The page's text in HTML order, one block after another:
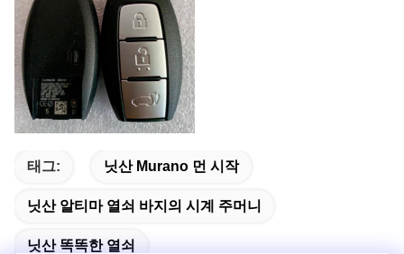
태그: 닛산 Murano 먼 시작
닛산 알티마 열쇠 바지의 시계 주머니
닛산 똑똑한 열쇠